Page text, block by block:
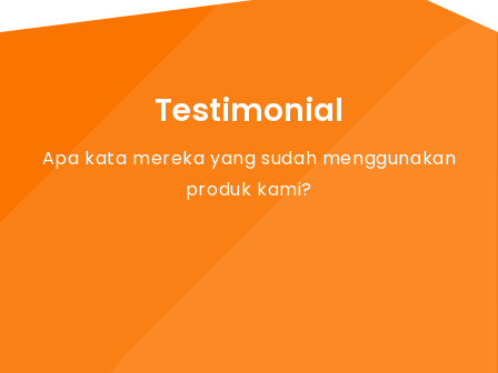
Testimonial
Apa kata mereka yang sudah menggunakan
produk kami?